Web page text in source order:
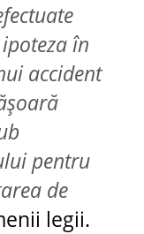
în
accident
pentru
de
legii.